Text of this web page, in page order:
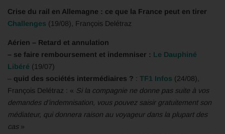
Crise du rail en Allemagne : ce que la France peut en tirer
Challenges (19/08), François Delétraz
Aérien – Retard et annulation
– se faire remboursement et indemniser : Le Dauphiné
Libéré (19/07)
– quid des sociétés intermédiaires ? : TF1 Infos (24/08),
François Delétraz : « Si la compagnie ne donne pas suite à vos
demandes d’indemnisation, vous pouvez saisir gratuitement son
médiateur, qui donnera raison au voyageur dans la plupart des
cas»